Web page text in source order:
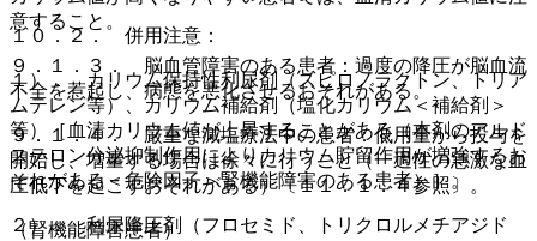
１０．２． 併用注意：
１）． カリウム保持性利尿剤（スピロノラクトン、トリア
ムテレン等）、カリウム補給剤（塩化カリウム＜補給剤＞
等）［血清カリウム値が上昇することがある（本剤のアルド
ステロン分泌抑制作用によりカリウム貯留作用が増強するお
それがある＜危険因子＞腎機能障害のある患者）］。
２）． 利尿降圧剤（フロセミド、トリクロルメチアジド
意すること。
９．１．３． 脳血管障害のある患者：過度の降圧が脳血流
不全を惹起し、病態を悪化させるおそれがある。
９．１．４． 厳重な減塩療法中の患者：低用量から投与を
開始し、増量する場合は徐々に行うこと（一過性の急激な血
圧低下を起こすおそれがある）〔１１．１．４参照〕。
（腎機能障害患者）